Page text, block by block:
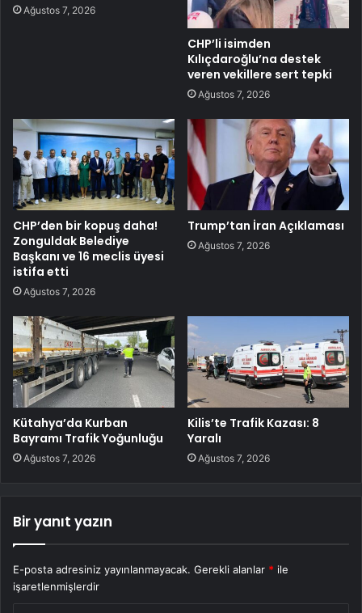
Ağustos 7, 2026
CHP’li isimden
Kılıçdaroğlu’na destek
veren vekillere sert tepki
Ağustos 7, 2026
CHP’den bir kopuş daha!
Zonguldak Belediye
Başkanı ve 16 meclis üyesi
istifa etti
Ağustos 7, 2026
Trump’tan İran Açıklaması
Ağustos 7, 2026
Kütahya’da Kurban
Bayramı Trafik Yoğunluğu
Ağustos 7, 2026
Kilis’te Trafik Kazası: 8
Yaralı
Ağustos 7, 2026
Bir yanıt yazın
E-posta adresiniz yayınlanmayacak. Gerekli alanlar * ile
işaretlenmişlerdir